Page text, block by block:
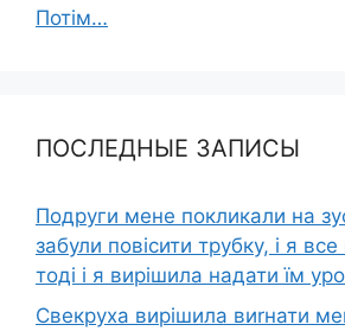
Потім…
ПОСЛЕДНЫЕ ЗАПИСЫ
Подруги мене покликали на
забули повісити трубку, і я
тоді і я вирішила надати їм
Свекруха вирішила виrнати